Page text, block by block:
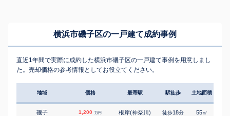
横浜市磯子区の一戸建て成約事例
直近1年間で実際に成約した横浜市磯子区の一戸建て事例を用意しまし
た。売却価格の参考情報としてお役立てください。
地域 価格 最寄駅 駅徒歩 土地面積
磯子 1,200 万円 根岸(神奈川) 徒歩18分 55㎡